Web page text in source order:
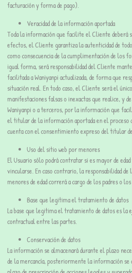
facturación y forma de pago).
Veracidad de la información aportada
Toda la información que facilite el Cliente deberá
efectos, el Cliente garantiza la autenticidad de
como consecuencia de la cumplimentación de los
igual forma, será responsabilidad del Cliente
facilitada a Waniyanpi actualizada, de forma que
situación real. En todo caso, el Cliente será el
manifestaciones falsas o inexactas que realice, y
Waniyanpi o a terceros, por la información que
el titular de la información aportada en el proceso
cuenta con el consentimiento expreso del titular
Uso del sitio web por menores
El Usuario sólo podrá contratar si es mayor de
vincularse. En caso contrario, la responsabilidad de
menores de edad correrá a cargo de los padres o
Base que legitima el tratamiento de datos
La base que legitima el tratamiento de datos es la
contractual entre las partes.
Conservación de datos
La información se almacenará durante el plazo
de la mercancía, posteriormente la información se